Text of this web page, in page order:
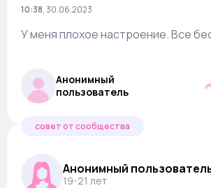
10:38,30.06.2023
У меня плохое настроение. Все
Анонимный
пользователь
совет от сообщества
Анонимный
19-21 лет